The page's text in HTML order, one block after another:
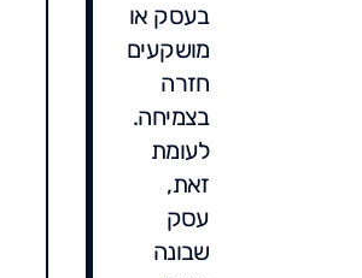
בעסק או
מושקעים
חזרה
בצמיחה.
לעומת
זאת,
עסק
שבונה